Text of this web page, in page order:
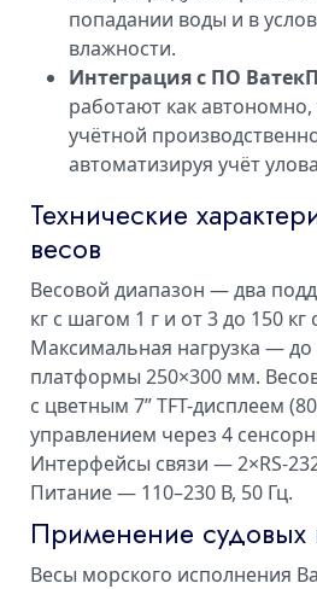
попадании воды и в
влажности.
Интеграция с ПО
работают как автономно,
учётной
автоматизируя учёт
Технические
весов
Весовой диапазон — два
кг с шагом 1 г и от 3 до 150 кг
Максимальная нагрузка — до
платформы 250×300 мм.
с цветным 7” TFT-дисплеем
управлением через 4
Интерфейсы связи — 2×RS-
Питание — 110–230 В, 50 Гц.
Применение судовых
Весы морского исполнения